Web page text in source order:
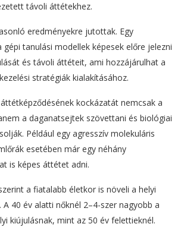
távoli áttétekhez.
eredményekre jutottak. Egy
tanulási modellek képesek előre jelezni
és távoli áttéteit, ami hozzájárulhat a
stratégiák kialakításához.
kockázatát nemcsak a
a daganatsejtek szövettani és biológiai
Például egy agresszív molekuláris
esetében már egy néhány
is képes áttétet adni.
a fiatalabb életkor is növeli a helyi
40 év alatti nőknél 2–4-szer nagyobb a
kiújulásnak, mint az 50 év felettieknél.